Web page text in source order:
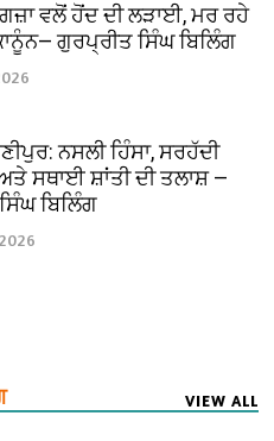
ਵਲੋਂ ਹੋਂਦ ਦੀ ਲੜਾਈ, ਮਰ ਰਹੇ
ਗੁਰਪ੍ਰੀਤ ਸਿੰਘ ਬਿਲਿੰਗ
ਨਸਲੀ ਹਿੰਸਾ, ਸਰਹੱਦੀ
ਸਥਾਈ ਸ਼ਾਂਤੀ ਦੀ ਤਲਾਸ਼ —
ਬਿਲਿੰਗ
VIEW ALL